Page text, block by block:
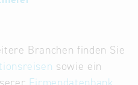
Branchen finden Sie
sowie ein